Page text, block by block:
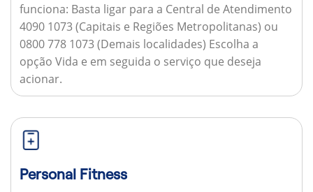
funciona: Basta ligar para a Central de Atendimento
4090 1073 (Capitais e Regiões Metropolitanas) ou
0800 778 1073 (Demais localidades) Escolha a
opção Vida e em seguida o serviço que deseja
acionar.
Personal Fitness